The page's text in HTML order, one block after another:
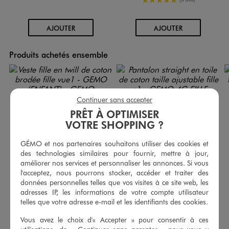
AJOUTERAU PANIER AJOUTERAU PANIER
Produits achetés ensemble
Veste fille en twill de coton brodée fille
19,99 € 14,99 €
PRÊT À OPTIMISER
VOTRE SHOPPING ?
GÉMO et nos partenaires souhaitons utiliser des cookies et
des technologies similaires pour fournir, mettre à jour,
améliorer nos services et personnaliser les annonces. Si vous
l'acceptez, nous pourrons stocker, accéder et traiter des
données personnelles telles que vos visites à ce site web, les
adresses IP, les informations de votre compte utilisateur
telles que votre adresse e-mail et les identifiants des cookies.
Vous avez le choix d'« Accepter » pour consentir à ces
Continuer sans accepter